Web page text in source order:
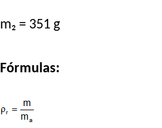
m₂ = 351 g
Fórmulas: